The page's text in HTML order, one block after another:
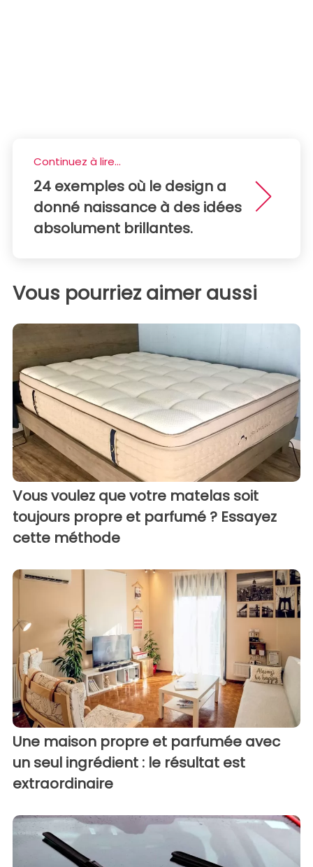
Continuez à lire...
24 exemples où le design a
donné naissance à des idées
absolument brillantes.
Vous pourriez aimer aussi
Vous voulez que votre matelas soit
toujours propre et parfumé ? Essayez
cette méthode
Une maison propre et parfumée avec
un seul ingrédient : le résultat est
extraordinaire